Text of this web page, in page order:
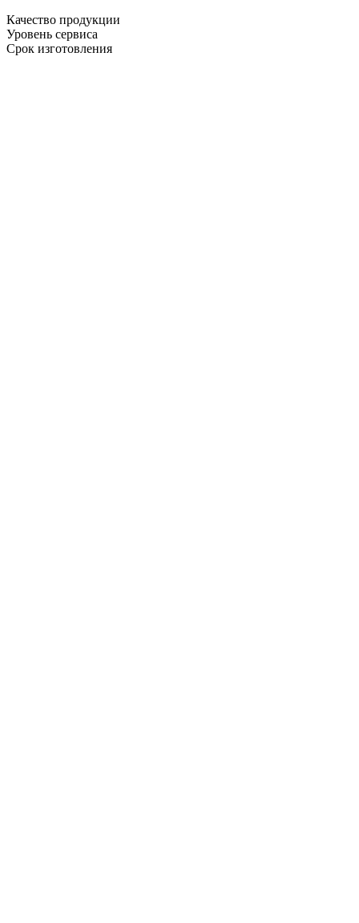
Качество продукции
Уровень сервиса
Срок изготовления